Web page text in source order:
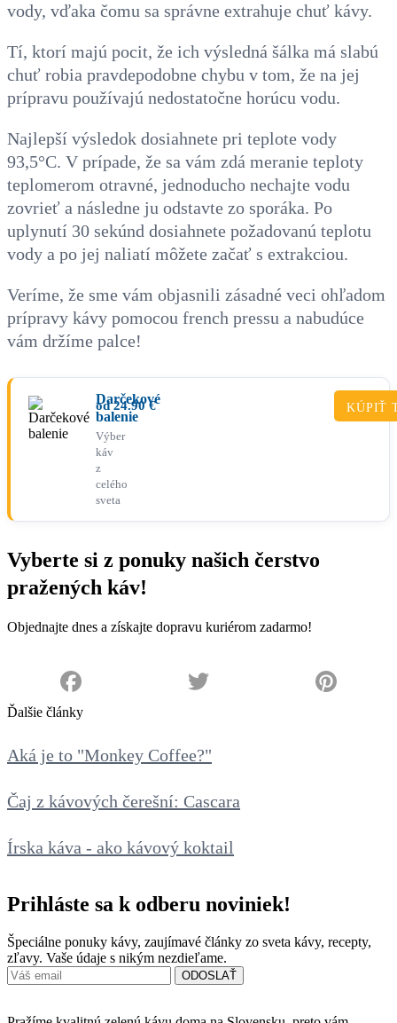
vody, vďaka čomu sa správne extrahuje chuť kávy.
Tí, ktorí majú pocit, že ich výsledná šálka má slabú
chuť robia pravdepodobne chybu v tom, že na jej
prípravu používajú nedostatočne horúcu vodu.
Najlepší výsledok dosiahnete pri teplote vody
93,5°C. V prípade, že sa vám zdá meranie teploty
teplomerom otravné, jednoducho nechajte vodu
zovrieť a následne ju odstavte zo sporáka. Po
uplynutí 30 sekúnd dosiahnete požadovanú teplotu
vody a po jej naliatí môžete začať s extrakciou.
Veríme, že sme vám objasnili zásadné veci ohľadom
prípravy kávy pomocou french pressu a nabudúce
vám držíme palce!
Darčekové
balenie
Výber
káv
z
celého
sveta
od24.90€ KÚPIŤ
Vyberte si z ponuky našich čerstvo
pražených káv!
Objednajte dnes a získajte dopravu kuriérom zadarmo!
Facebook Twitter
Pinterest
Ďalšie články
Aká je to "Monkey Coffee?"
Čaj z kávových čerešní: Cascara
Írska káva - ako kávový koktail
Prihláste sa k odberu noviniek!
Špeciálne ponuky kávy, zaujímavé články zo sveta kávy, recepty,
zľavy. Vaše údaje s nikým nezdieľame.